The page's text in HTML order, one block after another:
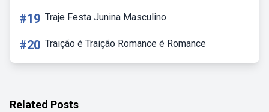
#19 Traje Festa Junina Masculino
#20 Traição é Traição Romance é Romance
Related Posts